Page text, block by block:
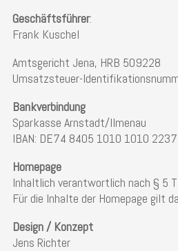
Geschäftsführer:
Frank Kuschel
Amtsgericht Jena, HRB 509228
Umsatzsteuer-
Bankverbindung
Sparkasse Arnstadt/Ilmenau
IBAN: DE74 8405 1010 1010
Homepage
Inhaltlich verantwortlich nach § 5
Für die Inhalte der Homepage gilt
Design / Konzept
Jens Richter